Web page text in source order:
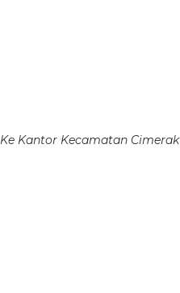
Ke Kantor Kecamatan Cimerak